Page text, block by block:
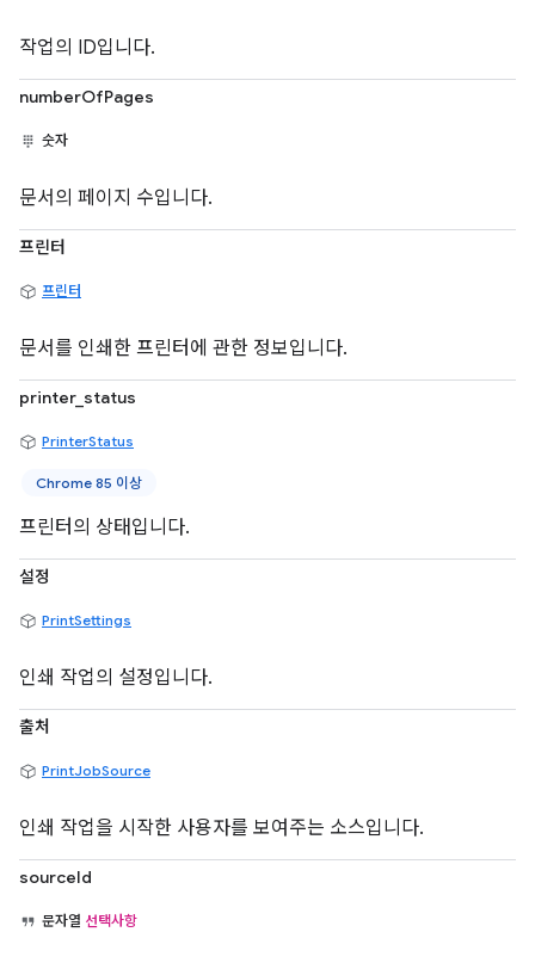
작업의 ID입니다.
numberOfPages
숫자
문서의 페이지 수입니다.
프린터
프린터
문서를 인쇄한 프린터에 관한 정보입니다.
printer_status
PrinterStatus
Chrome 85 이상
프린터의 상태입니다.
설정
PrintSettings
인쇄 작업의 설정입니다.
출처
PrintJobSource
인쇄 작업을 시작한 사용자를 보여주는 소스입니다.
sourceId
문자열 선택사항